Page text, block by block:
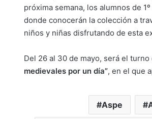
próxima semana, los alumnos de
donde conocerán la colección a
niños y niñas disfrutando de esta
Del 26 al 30 de mayo, será el
medievales por un día”, en el que
Aspe